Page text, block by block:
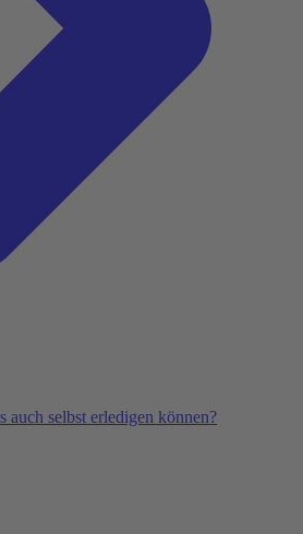
auch selbst erledigen können?